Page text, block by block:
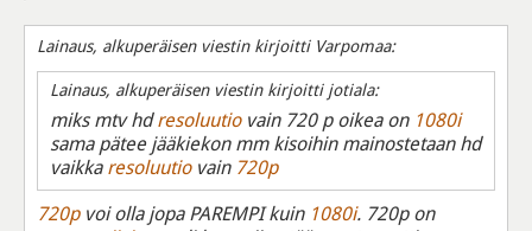
Lainaus, alkuperäisen viestin kirjoitti Varpomaa:
Lainaus, alkuperäisen viestin kirjoitti jotiala:
miks mtv hdresoluutiovain 720 p oikea on 1080i
sama pätee jääkiekon mm kisoihin mainostetaan hd
vaikka resoluutiovain 720p
720pvoi olla jopa PAREMPI kuin 1080i. 720p on